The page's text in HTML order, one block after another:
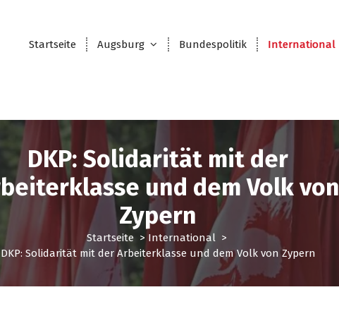
Startseite Augsburg Bundespolitik International
DKP: Solidarität mit der
und dem Volk von
Zypern
Startseite> International>
DKP: Solidarität mit der Arbeiterklasse und dem Volk von Zypern